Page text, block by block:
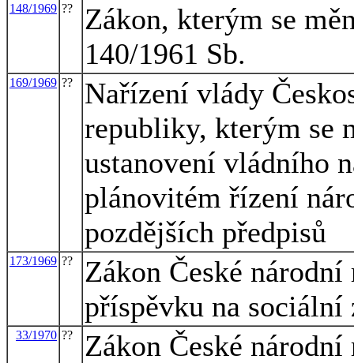
148/1969 ??
Zákon, kterým se
140/1961 Sb.
169/1969 ??
Nařízení vlády
republiky, kterým se
ustanovení vládního
plánovitém řízení
pozdějších předpisů
173/1969 ??
Zákon České
příspěvku na sociální
33/1970 ?? Zákon České